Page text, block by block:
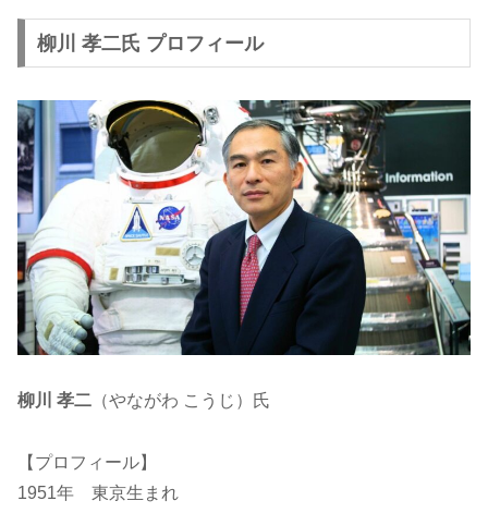
柳川 孝二氏 プロフィール
柳川 孝二 （やながわ こうじ）氏
【プロフィール】
1951年 東京生まれ